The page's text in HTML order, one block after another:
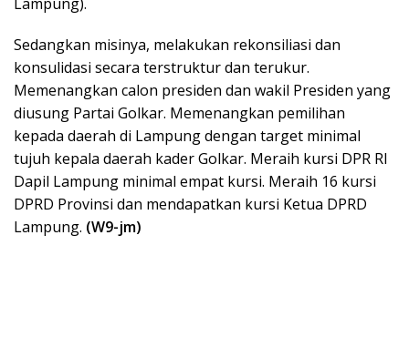
Sedangkan misinya, melakukan rekonsiliasi dan
konsulidasi secara terstruktur dan terukur.
Memenangkan calon presiden dan wakil Presiden yang
diusung Partai Golkar. Memenangkan pemilihan
kepada daerah di Lampung dengan target minimal
tujuh kepala daerah kader Golkar. Meraih kursi DPR RI
Dapil Lampung minimal empat kursi. Meraih 16 kursi
DPRD Provinsi dan mendapatkan kursi Ketua DPRD
Lampung. (W9-jm)